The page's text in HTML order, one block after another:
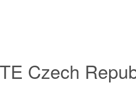
Czech